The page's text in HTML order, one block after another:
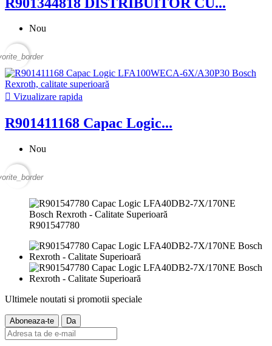
Nou
 Vizualizare rapida
R901411168 Capac Logic...
Nou
R901547780
Ultimele noutati si promotii speciale